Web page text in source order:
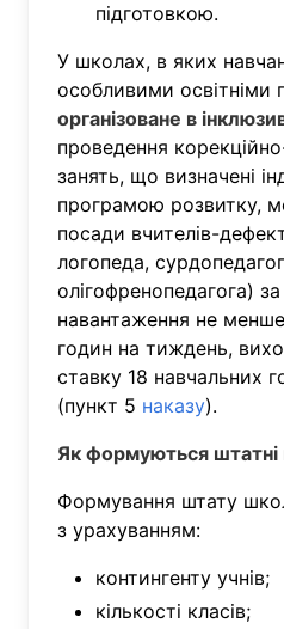
підготовкою.
У школах, в яких
особливими освітніми
організоване в
проведення
занять, що визначені
програмою розвитку,
посади вчителів-
логопеда,
олігофренопедагога) за
навантаження не
годин на тиждень,
ставку 18 навчальних
(пункт 5 наказу).
Як формуються штатні
Формування штату
з урахуванням:
контингенту учнів;
кількості класів;